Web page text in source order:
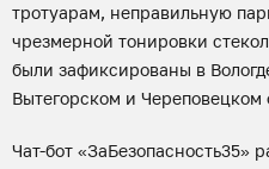
тротуарам, неправильную
чрезмерной тонировки
были зафиксированы в
Вытегорском и Череповецком
Чат-бот «ЗаБезопасность35»